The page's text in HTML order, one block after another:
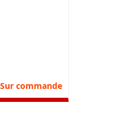
liste d’envie
Sur commande